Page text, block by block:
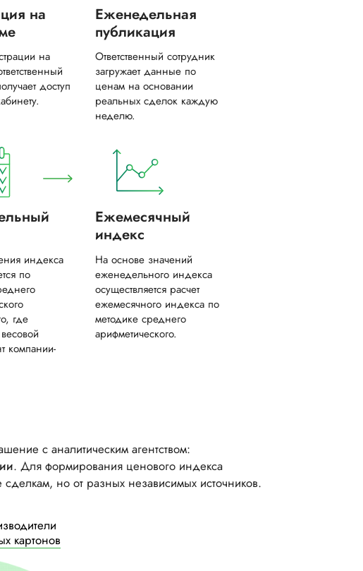
на
на
доступ
Еженедельная
публикация
Ответственный сотрудник
загружает данные по
ценам на основании
реальных сделок каждую
неделю.
индекса
по
где
компании-
Ежемесячный
индекс
На основе значений
еженедельного индекса
осуществляется расчет
ежемесячного индекса по
методике среднего
арифметического.
с аналитическим агентством:
. Для формирования ценового индекса
но от разных независимых источников.
картонов